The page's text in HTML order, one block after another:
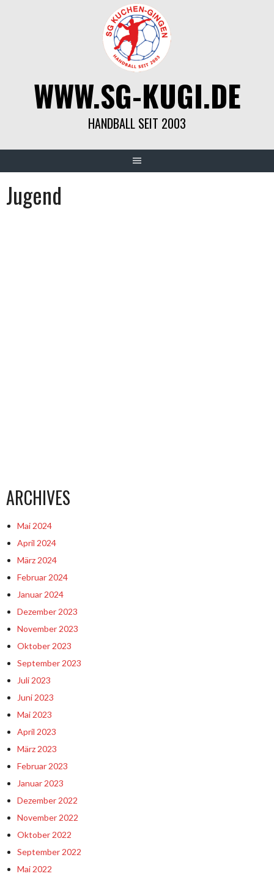
WWW.SG-KUGI.DE
HANDBALL SEIT 2003
Jugend
ARCHIVES
Mai 2024
April 2024
März 2024
Februar 2024
Januar 2024
Dezember 2023
November 2023
Oktober 2023
September 2023
Juli 2023
Juni 2023
Mai 2023
April 2023
März 2023
Februar 2023
Januar 2023
Dezember 2022
November 2022
Oktober 2022
September 2022
Mai 2022